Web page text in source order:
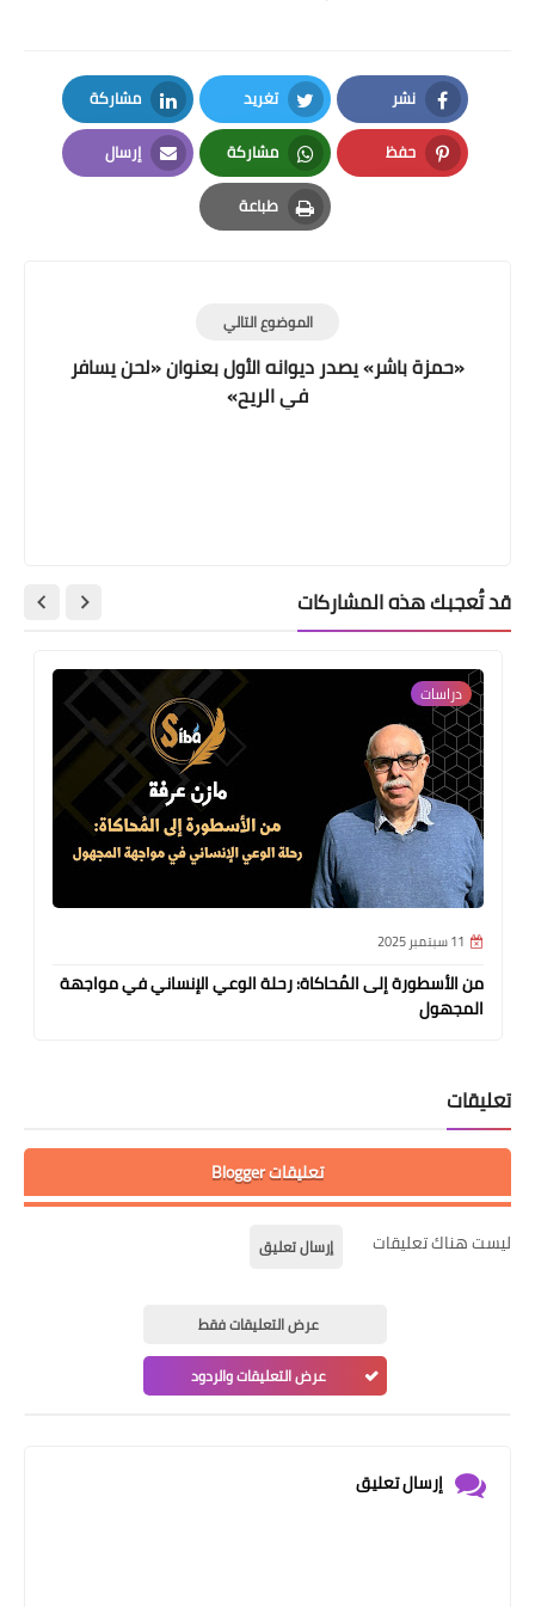
نشر
Facebook
تغريد
Twitter
مشاركة
LinkedIn
حفظ
Pinterest
مشاركة
Whatsapp
إرسال
Email
طباعة
Print
الموضوع التالي
«حمزة باشر» يصدر ديوانه الأول بعنوان «لحن يسافر
في الريح»
قد تُعجبك هذه المشاركات
دراسات
11 سبتمبر 2025
من الأسطورة إلى المُحاكاة: رحلة الوعي الإنساني في مواجهة
المجهول
تعليقات
تعليقات Blogger
ليست هناك تعليقات إرسال تعليق
عرض التعليقات فقط
عرض التعليقات والردود
إرسال تعليق